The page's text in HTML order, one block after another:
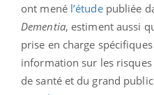
ont mené l’étudepubliée
Dementia, estiment aussi
prise en charge
information sur les
de santé et du grand